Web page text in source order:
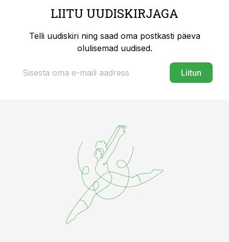
LIITU UUDISKIRJAGA
Telli uudiskiri ning saad oma postkasti päeva
olulisemad uudised.
Liitun